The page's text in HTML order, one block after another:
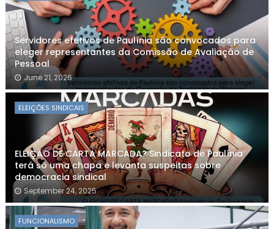
Servidores efetivos de Paulínia são convocados para
eleger representantes da Comissão de Avaliação de
Pessoal
June 21, 2026
ELEIÇÕES SINDICAIS
ELEIÇÃO DE CARTA MARCADA? Sindicato de Paulínia
terá só uma chapa e levanta suspeitas sobre
democracia sindical
September 24, 2025
FUNCIONALISMO